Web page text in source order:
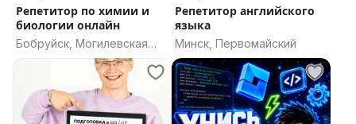
Репетитор по химии и
биологии онлайн
Бобруйск, Могилевская
Репетитор английского
языка
Минск, Первомайский